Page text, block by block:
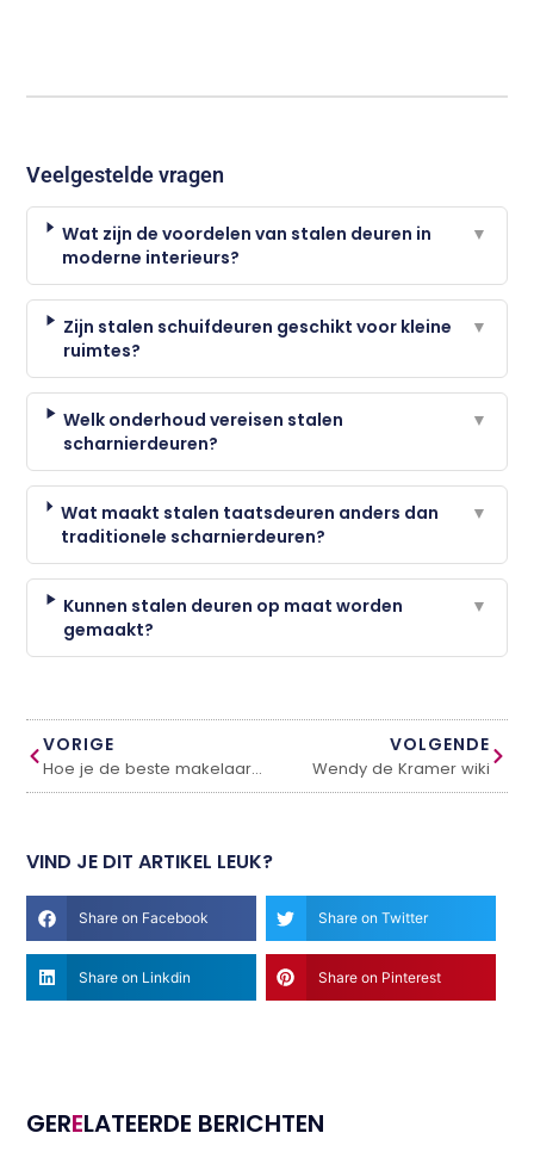
Veelgestelde vragen
Wat zijn de voordelen van stalen deuren in
moderne interieurs?
▼
Zijn stalen schuifdeuren geschikt voor kleine
ruimtes?
▼
Welk onderhoud vereisen stalen
scharnierdeuren?
▼
Wat maakt stalen taatsdeuren anders dan
traditionele scharnierdeuren?
▼
Kunnen stalen deuren op maat worden
gemaakt?
▼
VORIGE
Hoe je de beste makelaar in Gouda kiest: 5 essentiële tips
VOLGENDE
Wendy de Kramer wiki
VIND JE DIT ARTIKEL LEUK?
Share on Facebook Share on Twitter
Share on Linkdin Share on Pinterest
GERELATEERDE BERICHTEN